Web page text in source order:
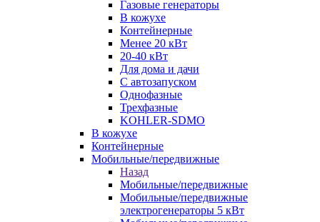
Газовые генераторы
В кожухе
Контейнерные
Менее 20 кВт
20-40 кВт
Для дома и дачи
С автозапуском
Однофазные
Трехфазные
KOHLER-SDMO
В кожухе
Контейнерные
Мобильные/передвижные
Назад
Мобильные/передвижные
Мобильные/передвижные
электрогенераторы 5 кВт